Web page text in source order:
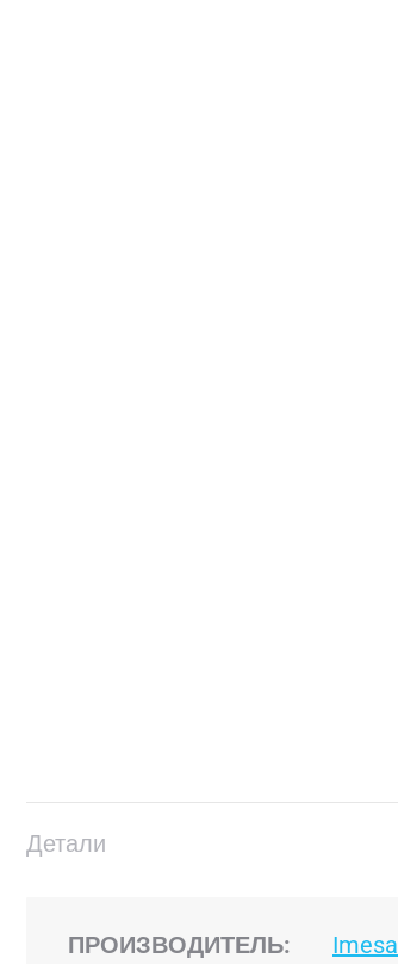
Детали
ПРОИЗВОДИТЕЛЬ:
Imesa